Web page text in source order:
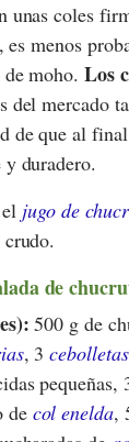
unas coles
menos
de moho.Los
del mercado
de que al
duradero.
jugo de
de
500 g de
, 3
pequeñas,
de col enelda,